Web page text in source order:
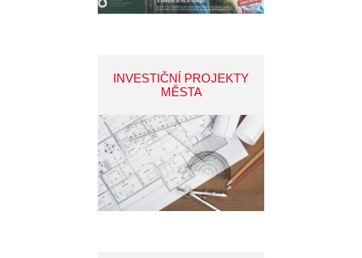
INVESTIČNÍ PROJEKTY
MĚSTA